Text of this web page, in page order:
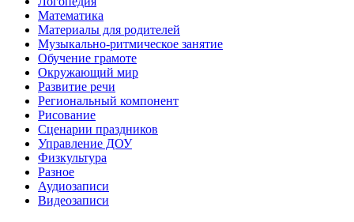
Математика
Материалы для родителей
Музыкально-ритмическое занятие
Обучение грамоте
Окружающий мир
Развитие речи
Региональный компонент
Рисование
Сценарии праздников
Управление ДОУ
Физкультура
Разное
Аудиозаписи
Видеозаписи